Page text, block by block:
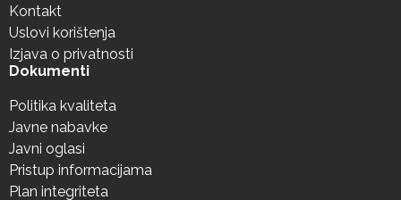
Kontakt
Uslovi korištenja
Izjava o privatnosti
Dokumenti
Politika kvaliteta
Javne nabavke
Javni oglasi
Pristup informacijama
Plan integriteta